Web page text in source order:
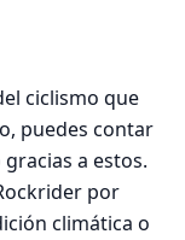
ciclismo que
puedes contar
a estos.
por
climática o